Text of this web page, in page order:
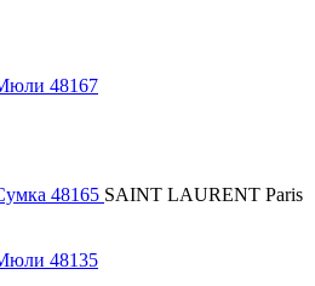
SAINT LAURENT Paris